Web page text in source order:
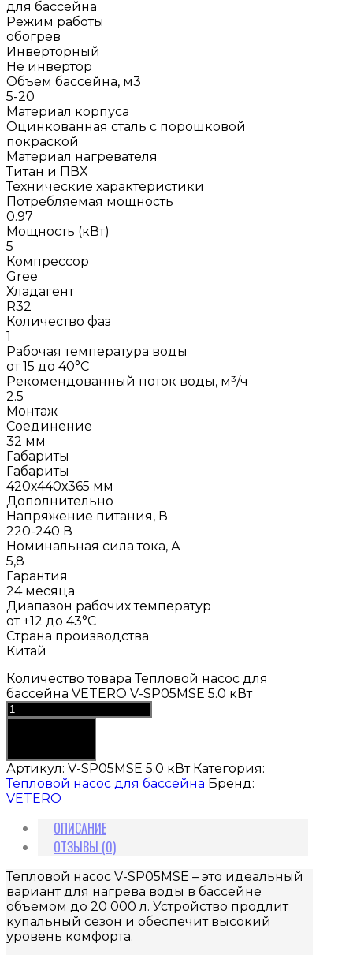
для бассейна
Режим работы
обогрев
Инверторный
Не инвертор
Объем бассейна, м3
5-20
Материал корпуса
Оцинкованная сталь с порошковой
покраской
Материал нагревателя
Титан и ПВХ
Технические характеристики
Потребляемая мощность
0.97
Мощность (кВт)
5
Компрессор
Gree
Хладагент
R32
Количество фаз
1
Рабочая температура воды
от 15 до 40°C
Рекомендованный поток воды, м³/ч
2.5
Монтаж
Соединение
32 мм
Габариты
Габариты
420х440х365 мм
Дополнительно
Напряжение питания, В
220-240 В
Номинальная сила тока, А
5,8
Гарантия
24 месяца
Диапазон рабочих температур
от +12 до 43°C
Страна производства
Китай
Количество товара Тепловой насос для
бассейна VETERO V-SP05MSE 5.0 кВт
Артикул: V-SP05MSE 5.0 кВт Категория:
Тепловой насос для бассейна Бренд:
VETERO
ОПИСАНИЕ
ОТЗЫВЫ (0)
Тепловой насос V-SP05MSE – это идеальный
вариант для нагрева воды в бассейне
объемом до 20 000 л. Устройство продлит
купальный сезон и обеспечит высокий
уровень комфорта.